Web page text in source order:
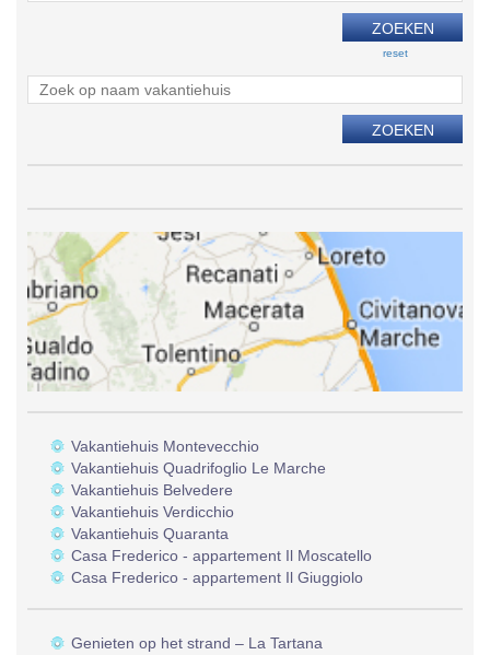
reset
Vakantiehuis Montevecchio
Vakantiehuis Quadrifoglio Le Marche
Vakantiehuis Belvedere
Vakantiehuis Verdicchio
Vakantiehuis Quaranta
Casa Frederico - appartement Il Moscatello
Casa Frederico - appartement Il Giuggiolo
Genieten op het strand – La Tartana